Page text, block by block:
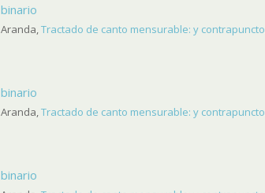
binario
Aranda,Tractado de canto mensurable: y contrapuncto
binario
Aranda,Tractado de canto mensurable: y contrapuncto
binario